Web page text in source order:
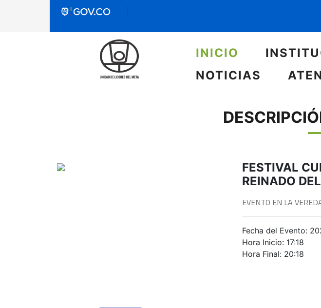
INICIO
NOTICIAS
FESTIVAL
REINADO
EVENTO EN LA
Fecha del Evento:
Hora Inicio: 17:18
Hora Final: 20:18